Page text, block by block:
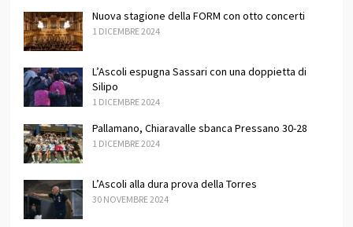
Nuova stagione della FORM con otto concerti
1 DICEMBRE 2024
L’Ascoli espugna Sassari con una doppietta di
Silipo
1 DICEMBRE 2024
Pallamano, Chiaravalle sbanca Pressano 30-28
1 DICEMBRE 2024
L’Ascoli alla dura prova della Torres
30 NOVEMBRE 2024